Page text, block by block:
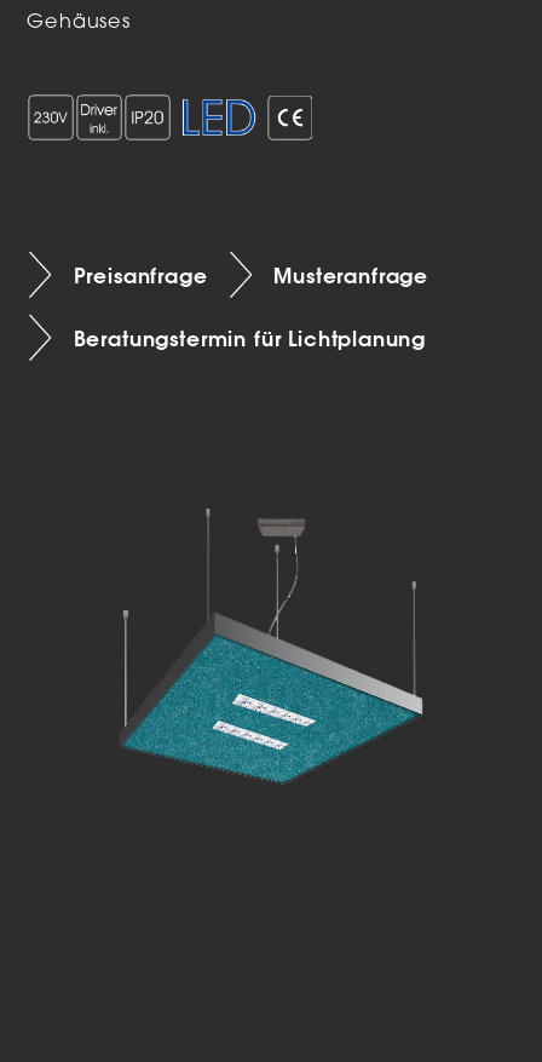
Gehäuses
Preisanfrage Musteranfrage
Beratungstermin für Lichtplanung